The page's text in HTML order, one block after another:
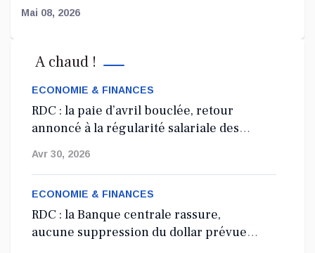
Mai 08, 2026
Affaire FRIVAO : la société civile salue les
à une enquête élargie
Le Centre de recherche en finances publiques et
développement...
Mai 07, 2026
A chaud !
ECONOMIE & FINANCES
RDC : la paie d’avril bouclée, retour
annoncé à la régularité salariale des
Avr 30, 2026
ECONOMIE & FINANCES
RDC : la Banque centrale rassure,
aucune suppression du dollar prévue